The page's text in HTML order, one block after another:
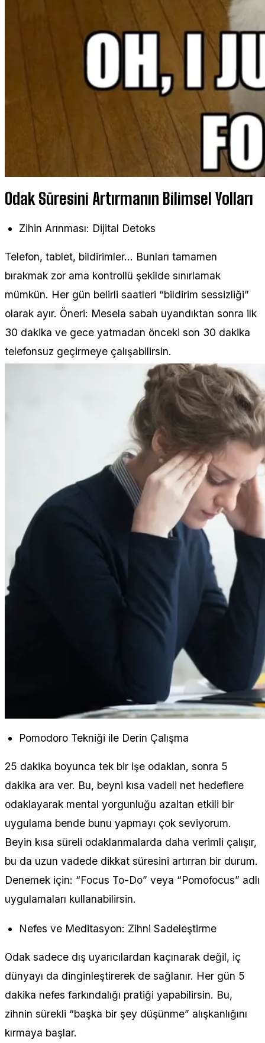
Odak Süresini Artırmanın Bilimsel Yolları
Zihin Arınması: Dijital Detoks
Telefon, tablet, bildirimler... Bunları tamamen
bırakmak zor ama kontrollü şekilde sınırlamak
mümkün. Her gün belirli saatleri “bildirim sessizliği”
olarak ayır. Öneri: Mesela sabah uyandıktan sonra ilk
30 dakika ve gece yatmadan önceki son 30 dakika
telefonsuz geçirmeye çalışabilirsin.
Pomodoro Tekniği ile Derin Çalışma
25 dakika boyunca tek bir işe odaklan, sonra 5
dakika ara ver. Bu, beyni kısa vadeli net hedeflere
odaklayarak mental yorgunluğu azaltan etkili bir
uygulama bende bunu yapmayı çok seviyorum.
Beyin kısa süreli odaklanmalarda daha verimli çalışır,
bu da uzun vadede dikkat süresini artırran bir durum.
Denemek için: “Focus To-Do” veya “Pomofocus” adlı
uygulamaları kullanabilirsin.
Nefes ve Meditasyon: Zihni Sadeleştirme
Odak sadece dış uyarıcılardan kaçınarak değil, iç
dünyayı da dinginleştirerek de sağlanır. Her gün 5
dakika nefes farkındalığı pratiği yapabilirsin. Bu,
zihnin sürekli “başka bir şey düşünme” alışkanlığını
kırmaya başlar.